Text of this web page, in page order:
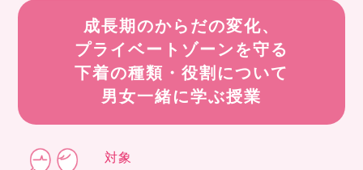
成長期のからだの変化、
プライベートゾーンを守る
下着の種類・役割について
男女一緒に学ぶ授業
対象